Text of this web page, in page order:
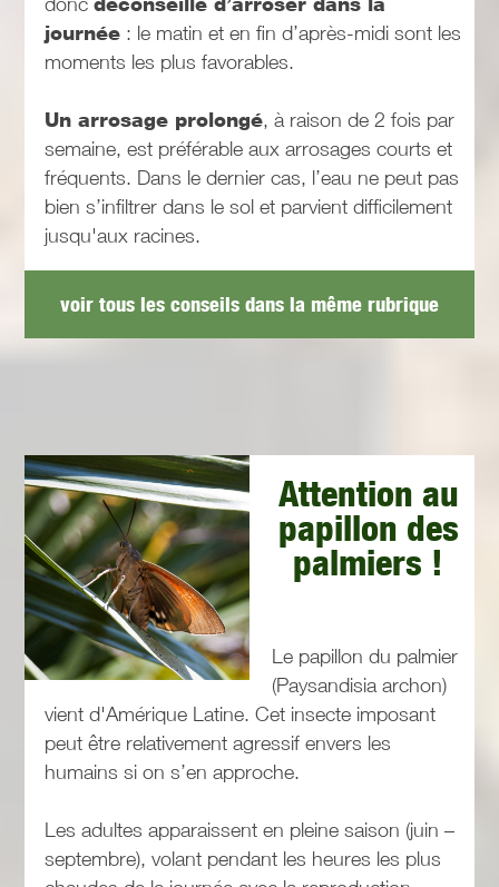
journée: le matin et en fin d’après-midi sont les
moments les plus favorables.
Un arrosage prolongé, à raison de 2 fois par
semaine, est préférable aux arrosages courts et
fréquents. Dans le dernier cas, l’eau ne peut pas
bien s’infiltrer dans le sol et parvient difficilement
jusqu'aux racines.
voir tous les conseils dans la même rubrique
Attention au
papillon des
palmiers !
Le papillon du palmier
(Paysandisia archon)
vient d'Amérique Latine. Cet insecte imposant
peut être relativement agressif envers les
humains si on s’en approche.
Les adultes apparaissent en pleine saison (juin –
septembre), volant pendant les heures les plus